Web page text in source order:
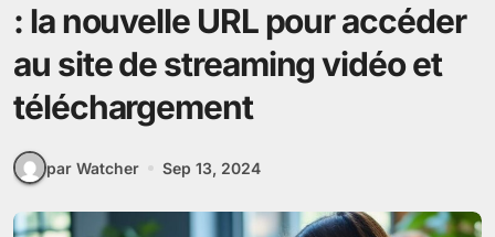
: la nouvelle URL pour accéder
au site de streaming vidéo et
téléchargement
par Watcher Sep 13, 2024